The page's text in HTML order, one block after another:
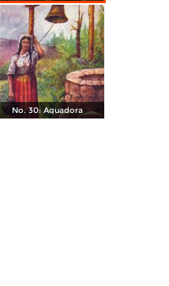
No. 30: Aguadora